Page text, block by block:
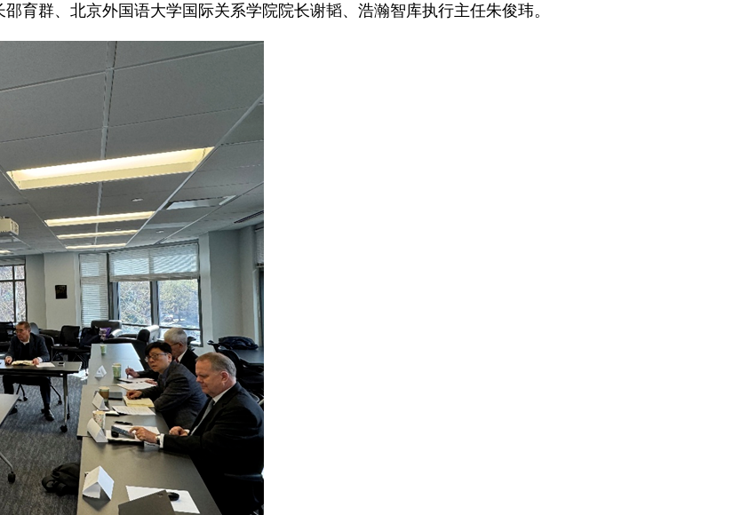
育群、北京外国语大学国际关系学院院长谢韬、浩瀚智库执行主任朱俊玮。